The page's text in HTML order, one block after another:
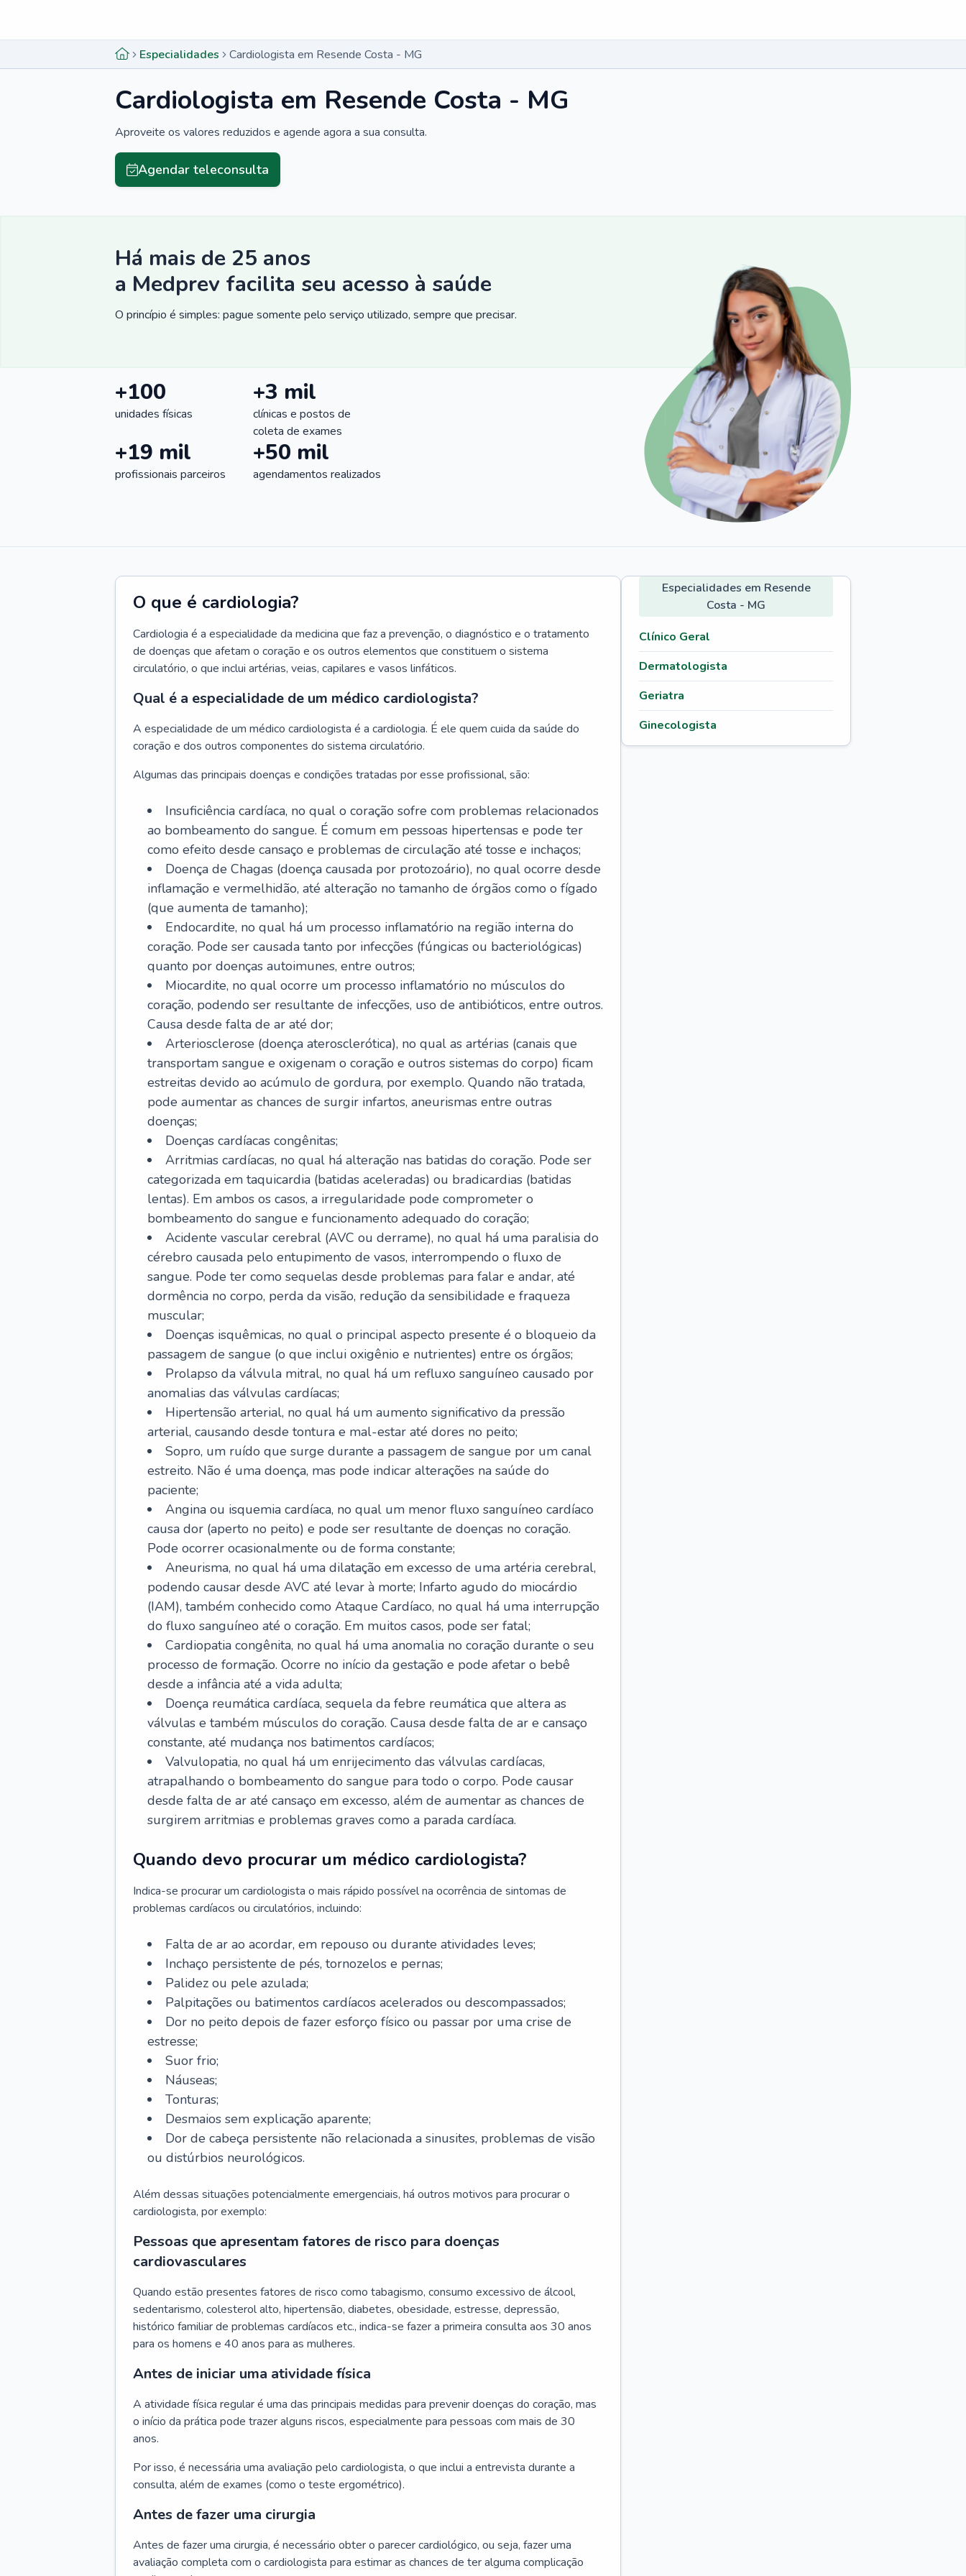
Especialidades Cardiologista em Resende Costa - MG
Cardiologista em Resende Costa - MG
Aproveite os valores reduzidos e agende agora a sua consulta.
Agendar teleconsulta
Há mais de 25 anos
a Medprev facilita seu acesso à saúde
O princípio é simples: pague somente pelo serviço utilizado, sempre que precisar.
+100
unidades físicas
+3 mil
clínicas e postos de
coleta de exames
+19 mil
profissionais parceiros
+50 mil
agendamentos realizados
O que é cardiologia?
Cardiologia é a especialidade da medicina que faz a prevenção, o diagnóstico e o tratamento
de doenças que afetam o coração e os outros elementos que constituem o sistema
circulatório, o que inclui artérias, veias, capilares e vasos linfáticos.
Qual é a especialidade de um médico cardiologista?
A especialidade de um médico cardiologista é a cardiologia. É ele quem cuida da saúde do
coração e dos outros componentes do sistema circulatório.
Algumas das principais doenças e condições tratadas por esse profissional, são:
Insuficiência cardíaca, no qual o coração sofre com problemas relacionados
ao bombeamento do sangue. É comum em pessoas hipertensas e pode ter
como efeito desde cansaço e problemas de circulação até tosse e inchaços;
Doença de Chagas (doença causada por protozoário), no qual ocorre desde
inflamação e vermelhidão, até alteração no tamanho de órgãos como o fígado
(que aumenta de tamanho);
Endocardite, no qual há um processo inflamatório na região interna do
coração. Pode ser causada tanto por infecções (fúngicas ou bacteriológicas)
quanto por doenças autoimunes, entre outros;
Miocardite, no qual ocorre um processo inflamatório no músculos do
coração, podendo ser resultante de infecções, uso de antibióticos, entre outros.
Causa desde falta de ar até dor;
Arteriosclerose (doença aterosclerótica), no qual as artérias (canais que
transportam sangue e oxigenam o coração e outros sistemas do corpo) ficam
estreitas devido ao acúmulo de gordura, por exemplo. Quando não tratada,
pode aumentar as chances de surgir infartos, aneurismas entre outras
doenças;
Doenças cardíacas congênitas;
Arritmias cardíacas, no qual há alteração nas batidas do coração. Pode ser
categorizada em taquicardia (batidas aceleradas) ou bradicardias (batidas
lentas). Em ambos os casos, a irregularidade pode comprometer o
bombeamento do sangue e funcionamento adequado do coração;
Acidente vascular cerebral (AVC ou derrame), no qual há uma paralisia do
cérebro causada pelo entupimento de vasos, interrompendo o fluxo de
sangue. Pode ter como sequelas desde problemas para falar e andar, até
dormência no corpo, perda da visão, redução da sensibilidade e fraqueza
muscular;
Doenças isquêmicas, no qual o principal aspecto presente é o bloqueio da
passagem de sangue (o que inclui oxigênio e nutrientes) entre os órgãos;
Prolapso da válvula mitral, no qual há um refluxo sanguíneo causado por
anomalias das válvulas cardíacas;
Hipertensão arterial, no qual há um aumento significativo da pressão
arterial, causando desde tontura e mal-estar até dores no peito;
Sopro, um ruído que surge durante a passagem de sangue por um canal
estreito. Não é uma doença, mas pode indicar alterações na saúde do
paciente;
Angina ou isquemia cardíaca, no qual um menor fluxo sanguíneo cardíaco
causa dor (aperto no peito) e pode ser resultante de doenças no coração.
Pode ocorrer ocasionalmente ou de forma constante;
Aneurisma, no qual há uma dilatação em excesso de uma artéria cerebral,
podendo causar desde AVC até levar à morte; Infarto agudo do miocárdio
(IAM), também conhecido como Ataque Cardíaco, no qual há uma interrupção
do fluxo sanguíneo até o coração. Em muitos casos, pode ser fatal;
Cardiopatia congênita, no qual há uma anomalia no coração durante o seu
processo de formação. Ocorre no início da gestação e pode afetar o bebê
desde a infância até a vida adulta;
Doença reumática cardíaca, sequela da febre reumática que altera as
válvulas e também músculos do coração. Causa desde falta de ar e cansaço
constante, até mudança nos batimentos cardíacos;
Valvulopatia, no qual há um enrijecimento das válvulas cardíacas,
atrapalhando o bombeamento do sangue para todo o corpo. Pode causar
desde falta de ar até cansaço em excesso, além de aumentar as chances de
surgirem arritmias e problemas graves como a parada cardíaca.
Quando devo procurar um médico cardiologista?
Indica-se procurar um cardiologista o mais rápido possível na ocorrência de sintomas de
problemas cardíacos ou circulatórios, incluindo:
Falta de ar ao acordar, em repouso ou durante atividades leves;
Inchaço persistente de pés, tornozelos e pernas;
Palidez ou pele azulada;
Palpitações ou batimentos cardíacos acelerados ou descompassados;
Dor no peito depois de fazer esforço físico ou passar por uma crise de
estresse;
Suor frio;
Náuseas;
Tonturas;
Desmaios sem explicação aparente;
Dor de cabeça persistente não relacionada a sinusites, problemas de visão
ou distúrbios neurológicos.
Além dessas situações potencialmente emergenciais, há outros motivos para procurar o
cardiologista, por exemplo:
Pessoas que apresentam fatores de risco para doenças
cardiovasculares
Quando estão presentes fatores de risco como tabagismo, consumo excessivo de álcool,
sedentarismo, colesterol alto, hipertensão, diabetes, obesidade, estresse, depressão,
histórico familiar de problemas cardíacos etc., indica-se fazer a primeira consulta aos 30 anos
para os homens e 40 anos para as mulheres.
Antes de iniciar uma atividade física
A atividade física regular é uma das principais medidas para prevenir doenças do coração, mas
o início da prática pode trazer alguns riscos, especialmente para pessoas com mais de 30
anos.
Por isso, é necessária uma avaliação pelo cardiologista, o que inclui a entrevista durante a
consulta, além de exames (como o teste ergométrico).
Antes de fazer uma cirurgia
Antes de fazer uma cirurgia, é necessário obter o parecer cardiológico, ou seja, fazer uma
avaliação completa com o cardiologista para estimar as chances de ter alguma complicação
Especialidades em Resende
Costa - MG
Clínico Geral
Dermatologista
Geriatra
Ginecologista